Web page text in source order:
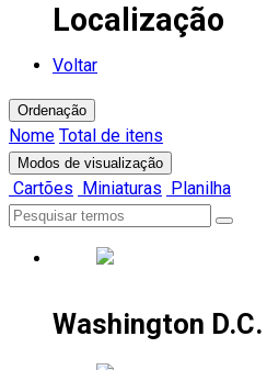
Localização
Voltar
Ordenação
Nome Total de itens
Modos de visualização
Cartões Miniaturas Planilha
Washington D.C.